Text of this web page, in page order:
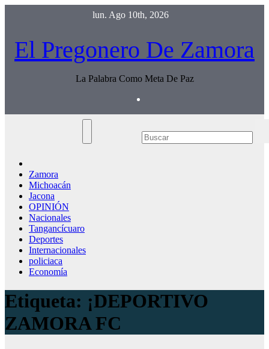
lun. Ago 10th, 2026
El Pregonero De Zamora
La Palabra Como Meta De Paz
Zamora
Michoacán
Jacona
OPINIÓN
Nacionales
Tangancícuaro
Deportes
Internacionales
policiaca
Economía
Etiqueta: ¡DEPORTIVO
ZAMORA FC